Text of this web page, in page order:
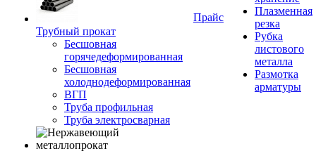
Трубный прокат
Бесшовная
горячедеформированная
Бесшовная
холоднодеформированная
ВГП
Труба профильная
Труба электросварная
Прайс
Плазменная
резка
Рубка
листового
металла
Размотка
арматуры